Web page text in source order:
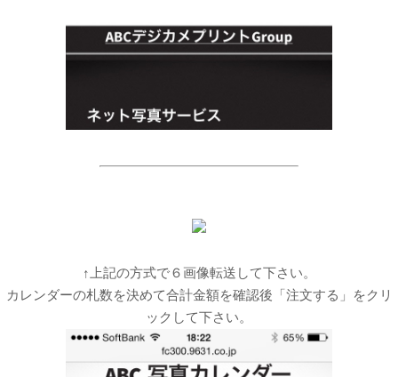
↑上記の方式で６画像転送して下さい。
カレンダーの札数を決めて合計金額を確認後「注文する」をクリ
ックして下さい。